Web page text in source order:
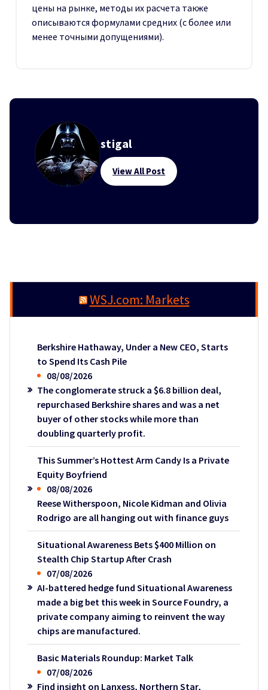
цены на рынке, методы их расчета также
описываются формулами средних (с более или
менее точными допущениями).
stigal
View All Post
WSJ.com: Markets
Berkshire Hathaway, Under a New CEO, Starts
to Spend Its Cash Pile
08/08/2026
The conglomerate struck a $6.8 billion deal,
repurchased Berkshire shares and was a net
buyer of other stocks while more than
doubling quarterly profit.
This Summer’s Hottest Arm Candy Is a Private
Equity Boyfriend
08/08/2026
Reese Witherspoon, Nicole Kidman and Olivia
Rodrigo are all hanging out with finance guys
Situational Awareness Bets $400 Million on
Stealth Chip Startup After Crash
07/08/2026
AI-battered hedge fund Situational Awareness
made a big bet this week in Source Foundry, a
private company aiming to reinvent the way
chips are manufactured.
Basic Materials Roundup: Market Talk
07/08/2026
Find insight on Lanxess, Northern Star,